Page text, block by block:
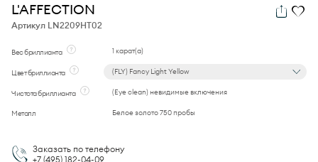
L'AFFECTION
Артикул LN2209HT02
Вес бриллианта 1 карат(а)
Цвет бриллианта (FLY) Fancy Light Yellow
Чистота бриллианта (Eye clean) невидимые включения
Металл Белое золото 750 пробы
Заказать по телефону
+7 (495) 182-04-09